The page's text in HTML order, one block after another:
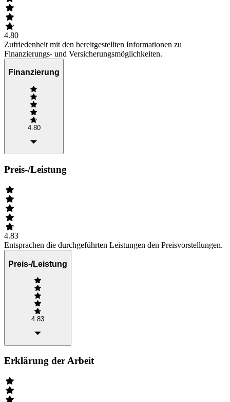
4.80
Zufriedenheit mit den bereitgestellten Informationen zu
Finanzierungs- und Versicherungsmöglichkeiten.
Finanzierung
4.80
Preis-/Leistung
4.83
Entsprachen die durchgeführten Leistungen den Preisvorstellungen.
Preis-/Leistung
4.83
Erklärung der Arbeit